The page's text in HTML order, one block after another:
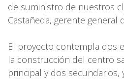
de suministro de nuestros
Castañeda, gerente general
El proyecto contempla dos
la construcción del centro
principal y dos secundarios,